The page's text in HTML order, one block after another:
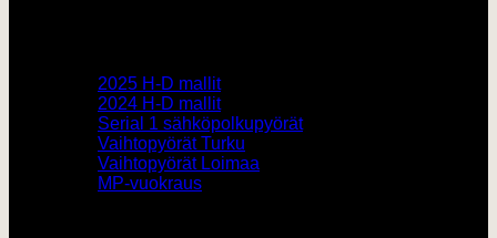
2025 H-D mallit
2024 H-D mallit
Serial 1 sähköpolkupyörät
Vaihtopyörät Turku
Vaihtopyörät Loimaa
MP-vuokraus